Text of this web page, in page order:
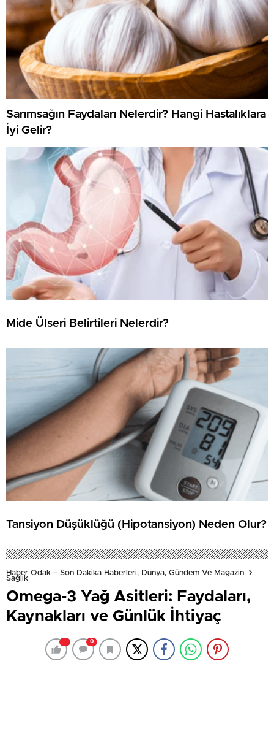
Sarımsağın Faydaları Nelerdir? Hangi Hastalıklara
İyi Gelir?
Mide Ülseri Belirtileri Nelerdir?
Tansiyon Düşüklüğü (Hipotansiyon) Neden Olur?
Haber Odak – Son Dakika Haberleri, Dünya, Gündem Ve Magazin
Sağlık
Omega-3 Yağ Asitleri: Faydaları,
Kaynakları ve Günlük İhtiyaç
0